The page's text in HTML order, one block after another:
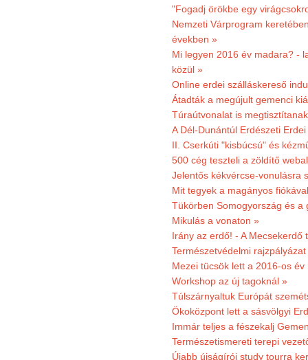
"Fogadj örökbe egy
Nemzeti Várprogram
években »
Mi legyen 2016 év madara? -
közül »
Online erdei szálláskereső
Átadták a megújult gemenci
Túraútvonalat is
A Dél-Dunántúl Erdészeti
II. Cserkúti "kisbúcsú" és
500 cég teszteli a zöldítő
Jelentős kékvércse-vonulásra
Mit tegyek a magányos
Tükörben Somogyország és a
Mikulás a vonaton »
Irány az erdő! - A
Természetvédelmi
Mezei tücsök lett a 2016-os év
Workshop az új tagoknál »
Túlszárnyaltuk Európát
Ökoközpont lett a sásvölgyi
Immár teljes a fészekalj
Természetismereti terepi
Újabb újságírói study tourra